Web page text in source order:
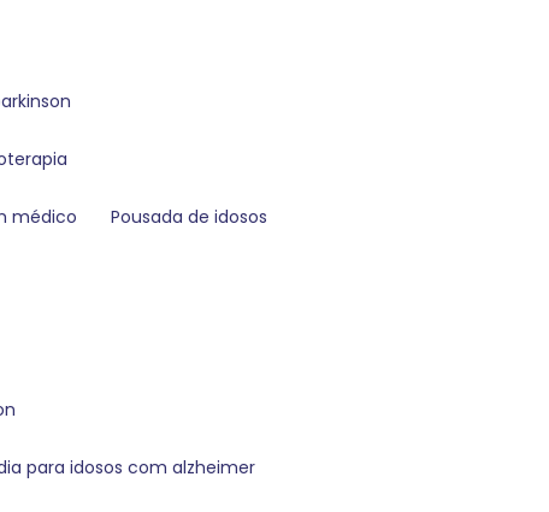
médico pousada de idosos
para idosos com alzheimer